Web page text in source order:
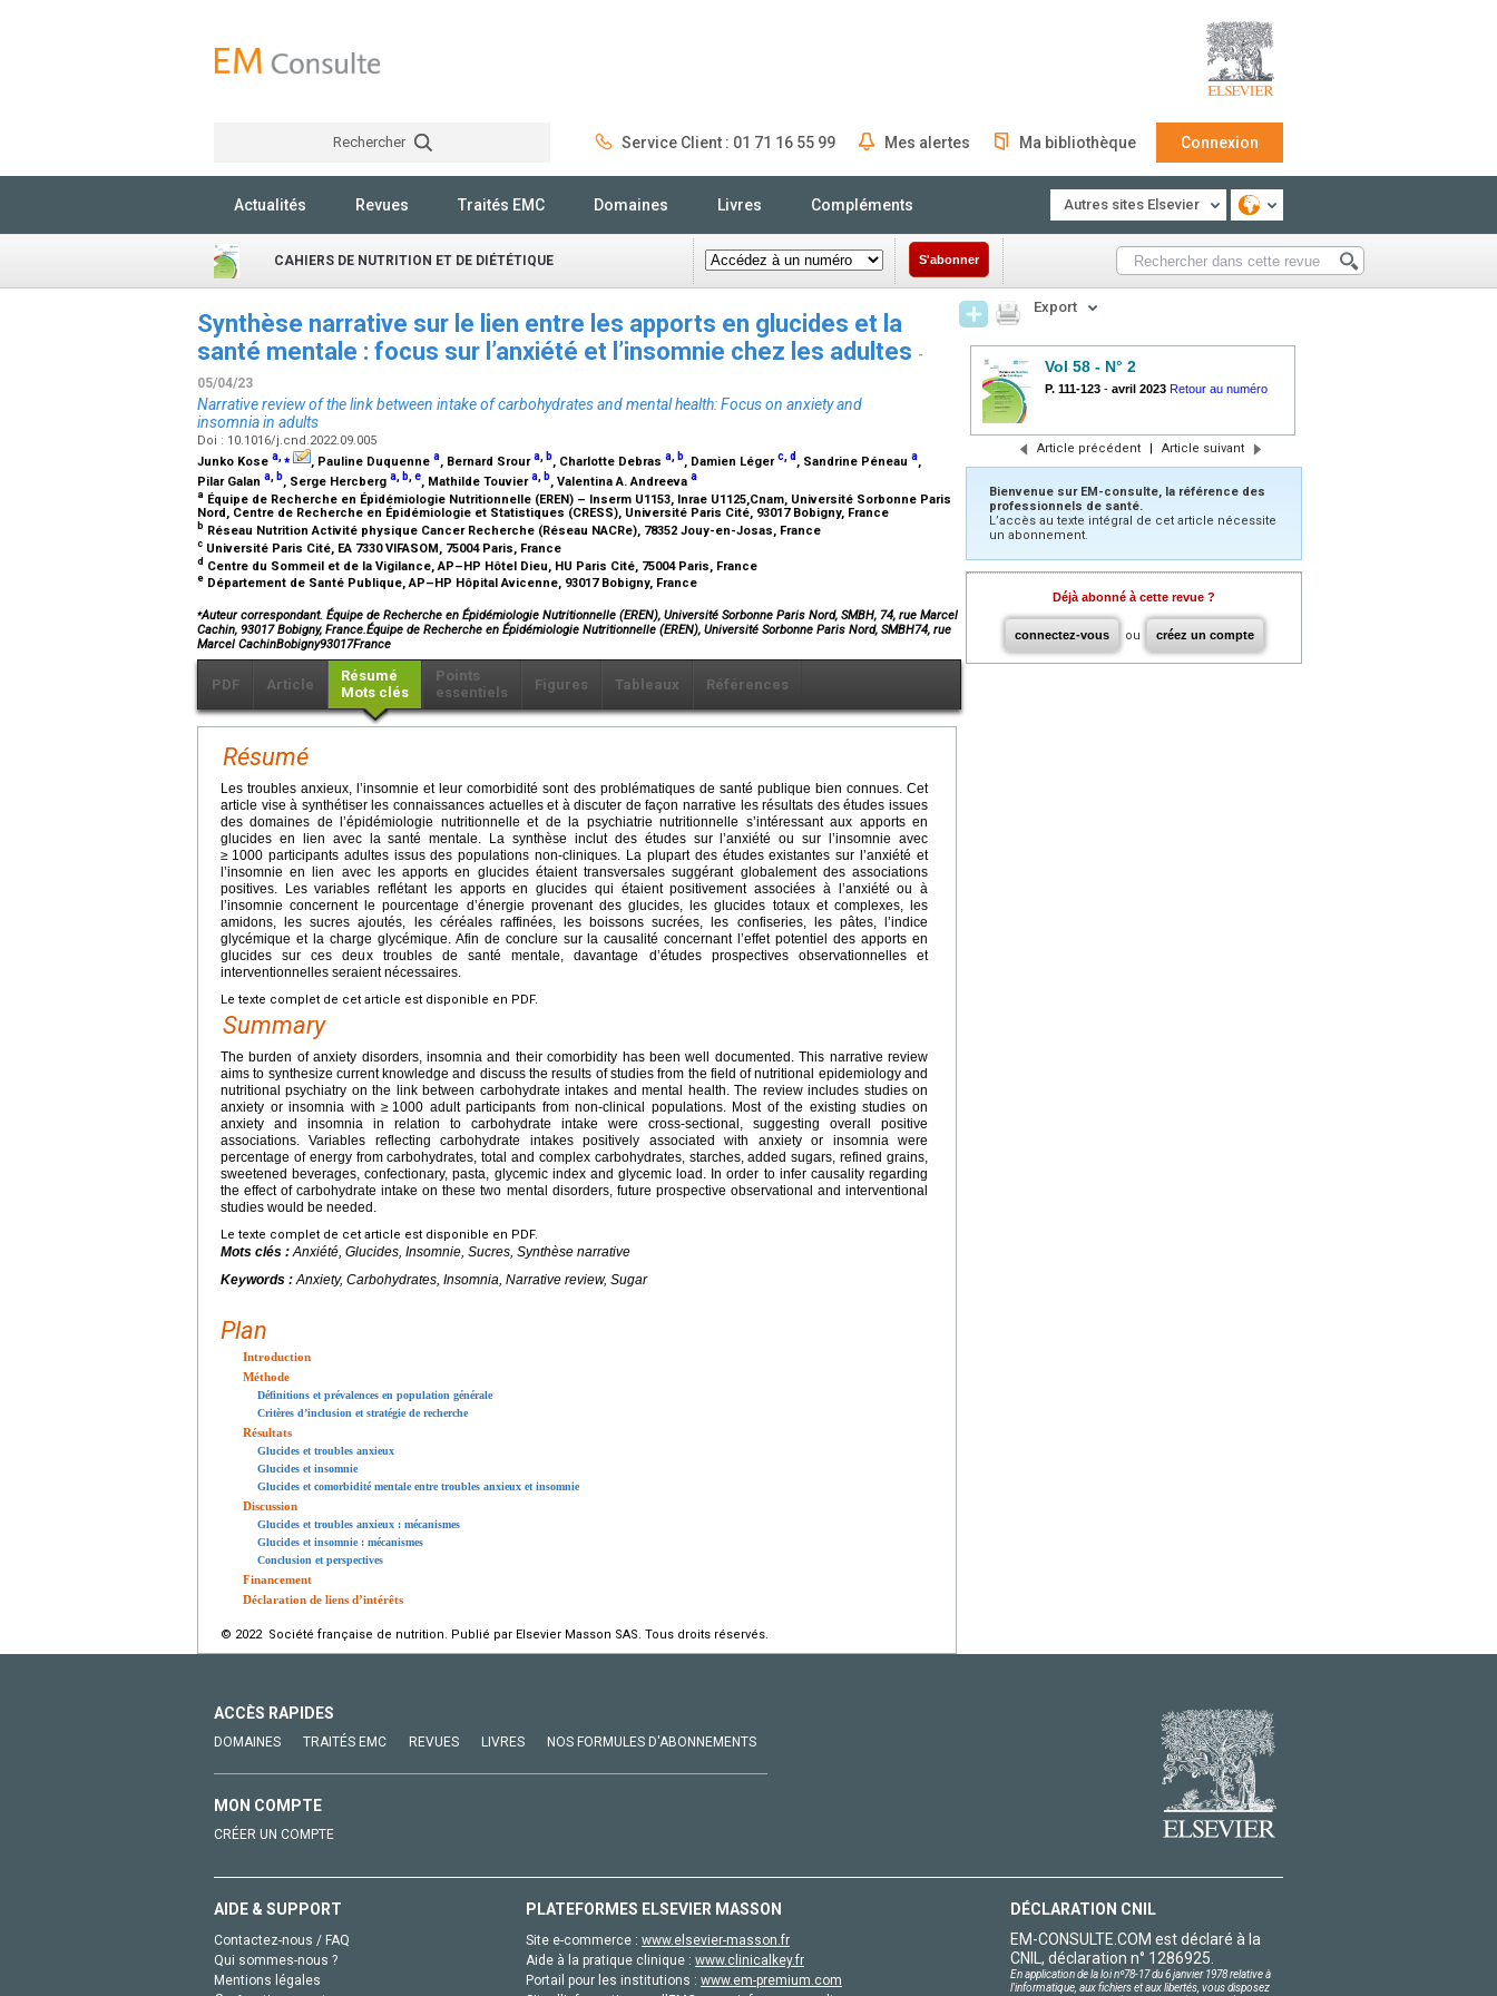
Rechercher Service Client : 01 71 16 55 99 Mes alertes Ma bibliothèque Connexion
Actualités Revues Traités EMC Domaines Livres Compléments Autres sites Elsevier
CAHIERS DE NUTRITION ET DE DIÉTÉTIQUE S'abonner
Synthèse narrative sur le lien entre les apports en glucides et la
santé mentale : focus sur l’anxiété et l’insomnie chez les adultes -
05/04/23
Narrative review of the link between intake of carbohydrates and mental health: Focus on anxiety and
insomnia in adults
Doi : 10.1016/j.cnd.2022.09.005
Junko Kose a,⁎ , Pauline Duquenne a, Bernard Sroura, b, Charlotte Debras a, b, Damien Légerc,d , Sandrine Péneau a,
Pilar Galan a b, Serge Hercberg a b e, Mathilde Touviera b, Valentina A. Andreeva a
a Équipe de Recherche en Épidémiologie Nutritionnelle (EREN) – Inserm U1153, Inrae U1125,Cnam, Université Sorbonne Paris
Nord, Centre de Recherche en Épidémiologie et Statistiques (CRESS), Université Paris Cité, 93017 Bobigny, France
b Réseau Nutrition Activité physique Cancer Recherche (Réseau NACRe), 78352 Jouy-en-Josas, France
c Université Paris Cité, EA 7330 VIFASOM, 75004 Paris, France
d Centre du Sommeil et de la Vigilance, AP–HP Hôtel Dieu, HU Paris Cité, 75004 Paris, France
e Département de Santé Publique, AP–HP Hôpital Avicenne, 93017 Bobigny, France
⁎Auteur correspondant. Équipe de Recherche en Épidémiologie Nutritionnelle (EREN), Université Sorbonne Paris Nord, SMBH, 74, rue Marcel
Cachin, 93017 Bobigny, France.Équipe de Recherche en Épidémiologie Nutritionnelle (EREN), Université Sorbonne Paris Nord, SMBH74, rue
Marcel CachinBobigny93017France
PDF Article
Résumé
Mots clés
Points
essentiels
Figures Tableaux Références
Résumé
Les troubles anxieux, l’insomnie et leur comorbidité sont des problématiques de santé publique bien connues. Cet
article vise à synthétiser les connaissances actuelles et à discuter de façon narrative les résultats des études issues
des domaines de l’épidémiologie nutritionnelle et de la psychiatrie nutritionnelle s’intéressant aux apports en
glucides en lien avec la santé mentale. La synthèse inclut des études sur l’anxiété ou sur l’insomnie avec
≥ 1000 participants adultes issus des populations non-cliniques. La plupart des études existantes sur l’anxiété et
l’insomnie en lien avec les apports en glucides étaient transversales suggérant globalement des associations
positives. Les variables reflétant les apports en glucides qui étaient positivement associées à l’anxiété ou à
l’insomnie concernent le pourcentage d’énergie provenant des glucides, les glucides totaux et complexes, les
amidons, les sucres ajoutés, les céréales raffinées, les boissons sucrées, les confiseries, les pâtes, l’indice
glycémique et la charge glycémique. Afin de conclure sur la causalité concernant l’effet potentiel des apports en
glucides sur ces deux troubles de santé mentale, davantage d’études prospectives observationnelles et
interventionnelles seraient nécessaires.
Le texte complet de cet article est disponible en PDF.
Summary
The burden of anxiety disorders, insomnia and their comorbidity has been well documented. This narrative review
aims to synthesize current knowledge and discuss the results of studies from the field of nutritional epidemiology and
nutritional psychiatry on the link between carbohydrate intakes and mental health. The review includes studies on
anxiety or insomnia with ≥ 1000 adult participants from non-clinical populations. Most of the existing studies on
anxiety and insomnia in relation to carbohydrate intake were cross-sectional, suggesting overall positive
associations. Variables reflecting carbohydrate intakes positively associated with anxiety or insomnia were
percentage of energy from carbohydrates, total and complex carbohydrates, starches, added sugars, refined grains,
sweetened beverages, confectionary, pasta, glycemic index and glycemic load. In order to infer causality regarding
the effect of carbohydrate intake on these two mental disorders, future prospective observational and interventional
studies would be needed.
Le texte complet de cet article est disponible en PDF.
Mots clés : Anxiété, Glucides, Insomnie, Sucres, Synthèse narrative
Keywords : Anxiety, Carbohydrates, Insomnia, Narrative review, Sugar
Plan
Introduction
Méthode
Définitions et prévalences en population générale
Critères d’inclusion et stratégie de recherche
Résultats
Glucides et troubles anxieux
Glucides et insomnie
Glucides et comorbidité mentale entre troubles anxieux et insomnie
Discussion
Glucides et troubles anxieux : mécanismes
Glucides et insomnie : mécanismes
Conclusion et perspectives
Financement
Déclaration de liens d’intérêts
© 2022 Société française de nutrition. Publié par Elsevier Masson SAS. Tous droits réservés.
Export
Vol 58 - N° 2
P. 111-123 - avril 2023 Retour au numéro
Article précédent | Article suivant
Bienvenue sur EM-consulte, la référence des
professionnels de santé.
L’accès au texte intégral de cet article nécessite
un abonnement.
Déjà abonné à cette revue ?
connectez-vous ou créez un compte
ACCÈS RAPIDES
DOMAINES TRAITÉS EMC REVUES LIVRES NOS FORMULES D'ABONNEMENTS
MON COMPTE
CRÉER UN COMPTE
AIDE & SUPPORT
Contactez-nous / FAQ
Qui sommes-nous ?
Mentions légales
PLATEFORMES ELSEVIER MASSON
Site e-commerce : www.elsevier-masson.fr
Aide à la pratique clinique : www.clinicalkey.fr
Portail pour les institutions : www.em-premium.com
DÉCLARATION CNIL
EM-CONSULTE.COM est déclaré à la
CNIL, déclaration n° 1286925.
En application de la loi nº78-17 du 6 janvier 1978 relative à
l'informatique, aux fichiers et aux libertés, vous disposez